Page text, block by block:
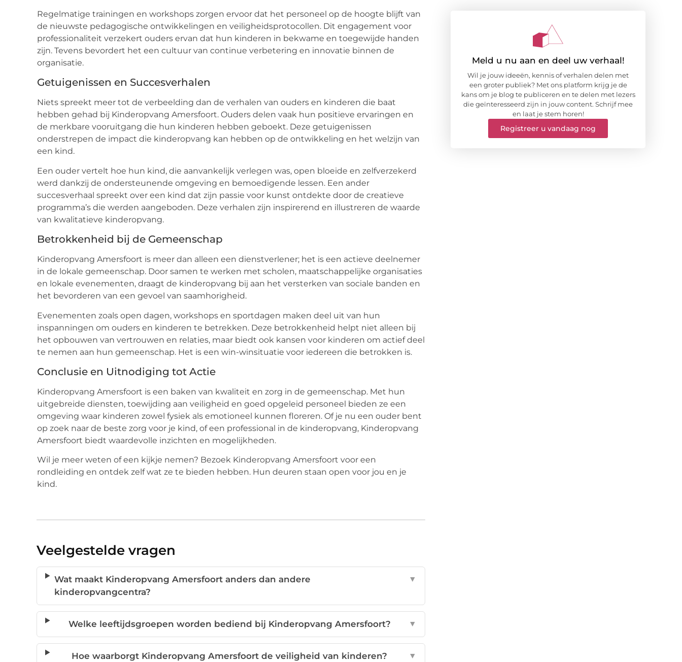
Regelmatige trainingen en workshops zorgen ervoor dat het personeel op de hoogte blijft van
de nieuwste pedagogische ontwikkelingen en veiligheidsprotocollen. Dit engagement voor
professionaliteit verzekert ouders ervan dat hun kinderen in bekwame en toegewijde handen
zijn. Tevens bevordert het een cultuur van continue verbetering en innovatie binnen de
organisatie.
Getuigenissen en Succesverhalen
Niets spreekt meer tot de verbeelding dan de verhalen van ouders en kinderen die baat
hebben gehad bij Kinderopvang Amersfoort. Ouders delen vaak hun positieve ervaringen en
de merkbare vooruitgang die hun kinderen hebben geboekt. Deze getuigenissen
onderstrepen de impact die kinderopvang kan hebben op de ontwikkeling en het welzijn van
een kind.
Een ouder vertelt hoe hun kind, die aanvankelijk verlegen was, open bloeide en zelfverzekerd
werd dankzij de ondersteunende omgeving en bemoedigende lessen. Een ander
succesverhaal spreekt over een kind dat zijn passie voor kunst ontdekte door de creatieve
programma’s die werden aangeboden. Deze verhalen zijn inspirerend en illustreren de waarde
van kwalitatieve kinderopvang.
Betrokkenheid bij de Gemeenschap
Kinderopvang Amersfoort is meer dan alleen een dienstverlener; het is een actieve deelnemer
in de lokale gemeenschap. Door samen te werken met scholen, maatschappelijke organisaties
en lokale evenementen, draagt de kinderopvang bij aan het versterken van sociale banden en
het bevorderen van een gevoel van saamhorigheid.
Evenementen zoals open dagen, workshops en sportdagen maken deel uit van hun
inspanningen om ouders en kinderen te betrekken. Deze betrokkenheid helpt niet alleen bij
het opbouwen van vertrouwen en relaties, maar biedt ook kansen voor kinderen om actief deel
te nemen aan hun gemeenschap. Het is een win-winsituatie voor iedereen die betrokken is.
Conclusie en Uitnodiging tot Actie
Kinderopvang Amersfoort is een baken van kwaliteit en zorg in de gemeenschap. Met hun
uitgebreide diensten, toewijding aan veiligheid en goed opgeleid personeel bieden ze een
omgeving waar kinderen zowel fysiek als emotioneel kunnen floreren. Of je nu een ouder bent
op zoek naar de beste zorg voor je kind, of een professional in de kinderopvang, Kinderopvang
Amersfoort biedt waardevolle inzichten en mogelijkheden.
Wil je meer weten of een kijkje nemen? Bezoek Kinderopvang Amersfoort voor een
rondleiding en ontdek zelf wat ze te bieden hebben. Hun deuren staan open voor jou en je
kind.
Veelgestelde vragen
Wat maakt Kinderopvang Amersfoort anders dan andere
kinderopvangcentra?
▼
Welke leeftijdsgroepen worden bediend bij Kinderopvang Amersfoort? ▼
Hoe waarborgt Kinderopvang Amersfoort de veiligheid van kinderen? ▼
Meld u nu aan en deel uw verhaal!
Wil je jouw ideeën, kennis of verhalen delen met
een groter publiek? Met ons platform krijg je de
kans om je blog te publiceren en te delen met lezers
die geïnteresseerd zijn in jouw content. Schrijf mee
en laat je stem horen!
Registreer u vandaag nog